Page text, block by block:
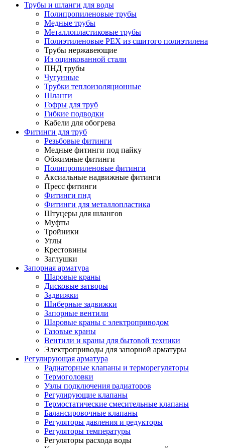
Трубы и шланги для воды
Полипропиленовые трубы
Медные трубы
Металлопластиковые трубы
Полиэтиленовые PEX из сшитого полиэтилена
Трубы нержавеющие
Из оцинкованной стали
ПНД трубы
Чугунные
Трубки теплоизоляционные
Шланги
Гофры для труб
Гибкие подводки
Кабели для обогрева
Фитинги для труб
Резьбовые фитинги
Медные фитинги под пайку
Обжимные фитинги
Полипропиленовые фитинги
Аксиальные надвижные фитинги
Пресс фитинги
Фитинги пнд
Фитинги для металлопластика
Штуцеры для шлангов
Муфты
Тройники
Углы
Крестовины
Заглушки
Запорная арматура
Шаровые краны
Дисковые затворы
Задвижки
Шиберные задвижки
Запорные вентили
Шаровые краны с электроприводом
Газовые краны
Вентили и краны для бытовой техники
Электроприводы для запорной арматуры
Регулирующая арматура
Радиаторные клапаны и терморегуляторы
Термоголовки
Узлы подключения радиаторов
Регулирующие клапаны
Термостатические смесительные клапаны
Балансировочные клапаны
Регуляторы давления и редукторы
Регуляторы температуры
Регуляторы расхода воды